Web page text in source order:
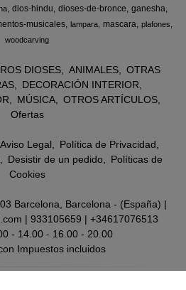
dios-hindu dioses-de-bronce ganesha
musicales lampara mascara
plafones
woodcarving
DIOSES ANIMALES
OTRAS
DECORACIÓN INTERIOR
MÚSICA
OTROS ARTÍCULOS
Ofertas
Aviso Legal
Política de Privacidad
Desistir de un pedido
Políticas de
Cookies
Barcelona, Barcelona - (España) |
| 933105659 | +34617076513
- 14.00 - 16.00 - 20.00
Impuestos incluidos